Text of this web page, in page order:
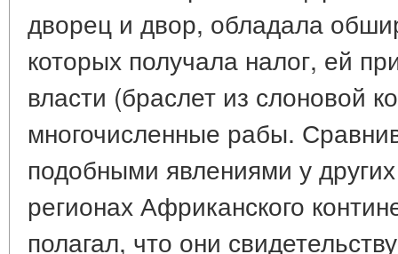
дворец и двор, обладала
которых получала налог, ей
власти (браслет из слоновой
многочисленные рабы.
подобными явлениями у
регионах Африканского
полагал, что они